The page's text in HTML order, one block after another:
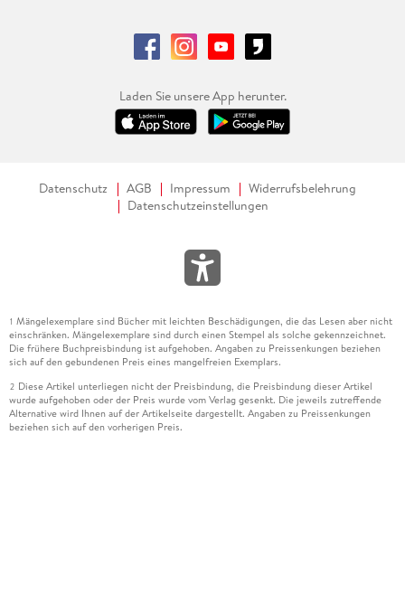
Laden Sie unsere App herunter.
Datenschutz AGB Impressum
Widerrufsbelehrung
Datenschutzeinstellungen
1 Mängelexemplare sind Bücher mit leichten Beschädigungen, die das Lesen aber nicht
einschränken. Mängelexemplare sind durch einen Stempel als solche gekennzeichnet.
Die frühere Buchpreisbindung ist aufgehoben. Angaben zu Preissenkungen beziehen
sich auf den gebundenen Preis eines mangelfreien Exemplars.
2 Diese Artikel unterliegen nicht der Preisbindung, die Preisbindung dieser Artikel
wurde aufgehoben oder der Preis wurde vom Verlag gesenkt. Die jeweils zutreffende
Alternative wird Ihnen auf der Artikelseite dargestellt. Angaben zu Preissenkungen
beziehen sich auf den vorherigen Preis.